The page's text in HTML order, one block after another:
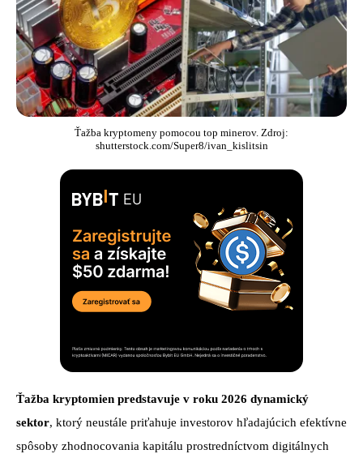
Ťažba kryptomeny pomocou top minerov. Zdroj:
shutterstock.com/Super8/ivan_kislitsin
Ťažba kryptomien predstavuje v roku 2026 dynamický
sektor, ktorý neustále priťahuje investorov hľadajúcich efektívne
spôsoby zhodnocovania kapitálu prostredníctvom digitálnych